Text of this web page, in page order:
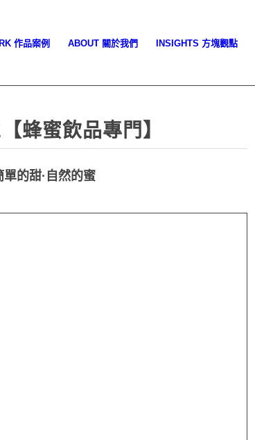
作品案例 ABOUT 關於我們 INSIGHTS 方塊觀點
蜂蜜飲品專門】
單的甜·自然的蜜